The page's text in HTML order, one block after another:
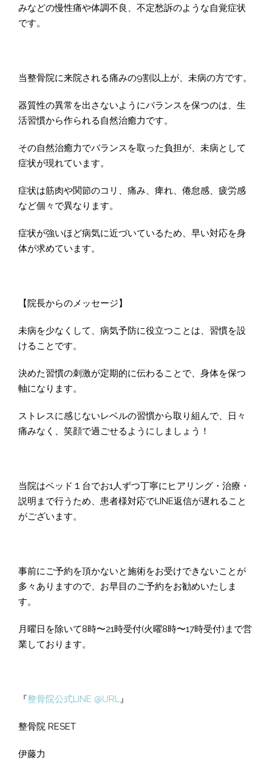
みなどの慢性痛や体調不良、不定愁訴のような自覚症状
です。
当整骨院に来院される痛みの9割以上が、未病の方です。
器質性の異常を出さないようにバランスを保つのは、生
活習慣から作られる自然治癒力です。
その自然治癒力でバランスを取った負担が、未病として
症状が現れています。
症状は筋肉や関節のコリ、痛み、痺れ、倦怠感、疲労感
など個々で異なります。
症状が強いほど病気に近づいているため、早い対応を身
体が求めています。
【院長からのメッセージ】
未病を少なくして、病気予防に役立つことは、習慣を設
けることです。
決めた習慣の刺激が定期的に伝わることで、身体を保つ
軸になります。
ストレスに感じないレベルの習慣から取り組んで、日々
痛みなく、笑顔で過ごせるようにしましょう！
当院はベッド１台でお1人ずつ丁寧にヒアリング・治療・
説明まで行うため、患者様対応でLINE返信が遅れること
がございます。
事前にご予約を頂かないと施術をお受けできないことが
多々ありますので、お早目のご予約をお勧めいたしま
す。
月曜日を除いて8時〜21時受付(火曜8時〜17時受付)まで営
業しております。
『整骨院公式LINE @URL』
整骨院 RESET
伊藤力